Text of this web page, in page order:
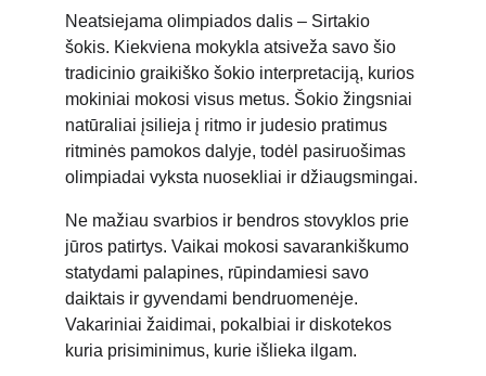
Neatsiejama olimpiados dalis – Sirtakio
šokis. Kiekviena mokykla atsiveža savo šio
tradicinio graikiško šokio interpretaciją, kurios
mokiniai mokosi visus metus. Šokio žingsniai
natūraliai įsilieja į ritmo ir judesio pratimus
ritminės pamokos dalyje, todėl pasiruošimas
olimpiadai vyksta nuosekliai ir džiaugsmingai.
Ne mažiau svarbios ir bendros stovyklos prie
jūros patirtys. Vaikai mokosi savarankiškumo
statydami palapines, rūpindamiesi savo
daiktais ir gyvendami bendruomenėje.
Vakariniai žaidimai, pokalbiai ir diskotekos
kuria prisiminimus, kurie išlieka ilgam.